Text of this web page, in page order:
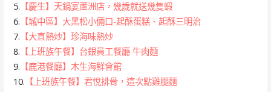
5. 【慶生】天鍋宴蘆洲店，幾歲就送幾隻蝦
6. 【城中區】大黑松小倆口-起酥蛋糕、起酥三明治
7. 【大直熱炒】珍海味熱炒
8. 【上班族午餐】台銀員工餐廳 牛肉麵
9. 【鹿港餐廳】木生海鮮會館
10. 【上班族午餐】君悅排骨，這次點雞腿麵